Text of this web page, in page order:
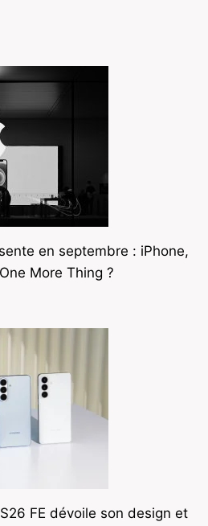
en septembre : iPhone,
More Thing ?
FE dévoile son design et